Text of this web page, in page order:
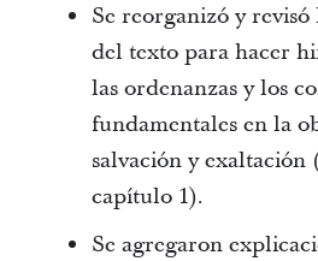
Se reorganizó y
del texto para hacer
las ordenanzas y los
fundamentales en la
salvación y exaltación
capítulo 1).
Se agregaron